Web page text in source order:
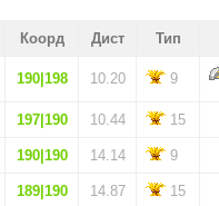
Коорд Дист Тип
190|198 10.20 9
197|190 10.44 15
190|190 14.14 9
189|190 14.87 15